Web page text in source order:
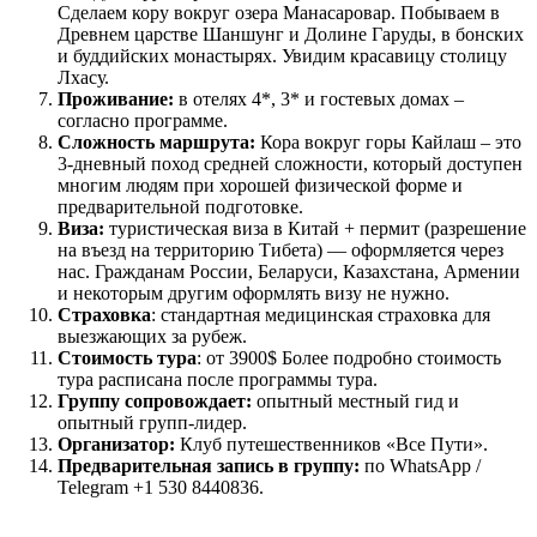
Сделаем кору вокруг озера Манасаровар. Побываем в
Древнем царстве Шаншунг и Долине Гаруды, в бонских
и буддийских монастырях. Увидим красавицу столицу
Лхасу.
Проживание: в отелях 4*, 3* и гостевых домах –
согласно программе.
Сложность маршрута: Кора вокруг горы Кайлаш – это
3-дневный поход средней сложности, который доступен
многим людям при хорошей физической форме и
предварительной подготовке.
Виза: туристическая виза в Китай + пермит (разрешение
на въезд на территорию Тибета) — оформляется через
нас. Гражданам России, Беларуси, Казахстана, Армении
и некоторым другим оформлять визу не нужно.
Страховка: стандартная медицинская страховка для
выезжающих за рубеж.
Стоимость тура: от 3900$ Более подробно стоимость
тура расписана после программы тура.
Группу сопровождает: опытный местный гид и
опытный групп-лидер.
Организатор: Клуб путешественников «Все Пути».
Предварительная запись в группу: по WhatsApp /
Telegram +1 530 8440836.